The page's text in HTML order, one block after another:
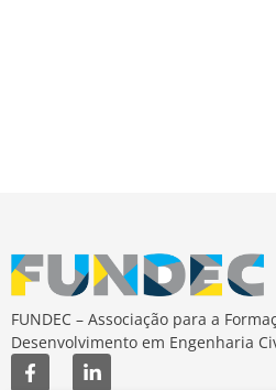
FUNDEC – Associação para a
Desenvolvimento em Engenharia